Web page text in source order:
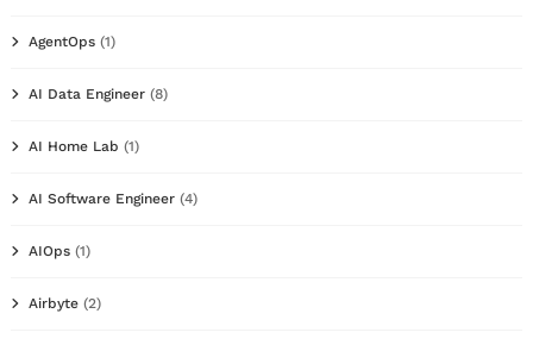
AgentOps (1)
AI Data Engineer (8)
AI Home Lab (1)
AI Software Engineer (4)
AIOps (1)
Airbyte (2)